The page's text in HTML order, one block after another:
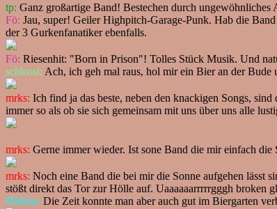
tp: Ganz großartige Band! Bestechen durch ungewöhnliches
Fö: Jau, super! Geiler Highpitch-Garage-Punk. Hab die
der 3 Gurkenfanatiker ebenfalls.
Fö: Riesenhit: "Born in Prison"! Tolles Stück Musik. Und
schlossi: Ach, ich geh mal raus, hol mir ein Bier an der Bude
mrks: Ich find ja das beste, neben den knackigen Songs,
immer so als ob sie sich gemeinsam mit uns über uns alle
mrks: Gerne immer wieder. Ist sone Band die mir einfach die
mrks: Noch eine Band die bei mir die Sonne aufgehen lässt
stößt direkt das Tor zur Hölle auf. Uaaaaaarrrrrgggh broken
Philriss: Die Zeit konnte man aber auch gut im Biergarten